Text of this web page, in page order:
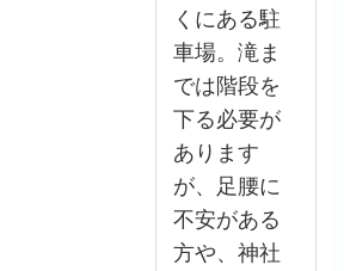
くにある駐
車場。滝ま
では階段を
下る必要が
あります
が、足腰に
不安がある
方や、神社